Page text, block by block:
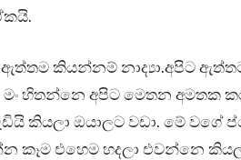
කියන්නම් නාද්‍යා.අපිට
මං හිතන්නෙ අපිට මෙතන අමතක
කියලා ඔයාලට වඩා. මේ වගේ
කෑම එහෙම හදලා එවන්නෙ